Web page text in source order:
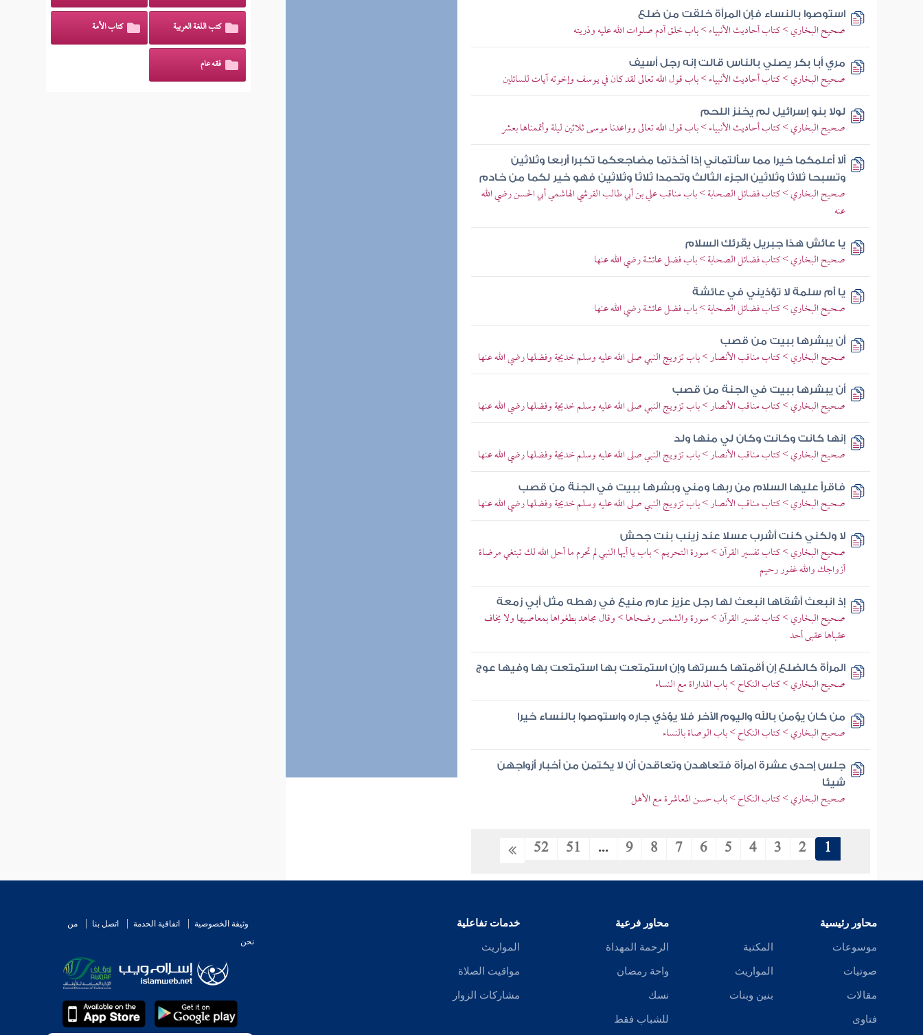
استوصوا بالنساء فإن المرأة خلقت من ضلع
صحيح البخاري > كتاب أحاديث الأنبياء > باب خلق آدم صلوات الله عليه وذريته
مري أبا بكر يصلي بالناس قالت إنه رجل أسيف
صحيح البخاري > كتاب أحاديث الأنبياء > باب قول الله تعالى لقد كان في يوسف وإخوته آيات للسائلين
لولا بنو إسرائيل لم يخنز اللحم
صحيح البخاري > كتاب أحاديث الأنبياء > باب قول الله تعالى وواعدنا موسى ثلاثين ليلة وأتممناها بعشر
ألا أعلمكما خيرا مما سألتماني إذا أخذتما مضاجعكما تكبرا أربعا وثلاثين
وتسبحا ثلاثا وثلاثين الجزء الثالث وتحمدا ثلاثا وثلاثين فهو خير لكما من خادم
صحيح البخاري > كتاب فضائل الصحابة > باب مناقب علي بن أبي طالب القرشي الهاشمي أبي الحسن رضي الله
عنه
يا عائش هذا جبريل يقرئك السلام
صحيح البخاري > كتاب فضائل الصحابة > باب فضل عائشة رضي الله عنها
يا أم سلمة لا تؤذيني في عائشة
صحيح البخاري > كتاب فضائل الصحابة > باب فضل عائشة رضي الله عنها
أن يبشرها ببيت من قصب
صحيح البخاري > كتاب مناقب الأنصار > باب تزويج النبي صلى الله عليه وسلم خديجة وفضلها رضي الله عنها
أن يبشرها ببيت في الجنة من قصب
صحيح البخاري > كتاب مناقب الأنصار > باب تزويج النبي صلى الله عليه وسلم خديجة وفضلها رضي الله عنها
إنها كانت وكانت وكان لي منها ولد
صحيح البخاري > كتاب مناقب الأنصار > باب تزويج النبي صلى الله عليه وسلم خديجة وفضلها رضي الله عنها
فاقرأ عليها السلام من ربها ومني وبشرها ببيت في الجنة من قصب
صحيح البخاري > كتاب مناقب الأنصار > باب تزويج النبي صلى الله عليه وسلم خديجة وفضلها رضي الله عنها
لا ولكني كنت أشرب عسلا عند زينب بنت جحش
صحيح البخاري > كتاب تفسير القرآن > سورة التحريم > باب يا أيها النبي لم تحرم ما أحل الله لك تبتغي مرضاة
أزواجك والله غفور رحيم
إذ انبعث أشقاها انبعث لها رجل عزيز عارم منيع في رهطه مثل أبي زمعة
صحيح البخاري > كتاب تفسير القرآن > سورة والشمس وضحاها > وقال مجاهد بطغواها بمعاصيها ولا يخاف
عقباها عقبى أحد
المرأة كالضلع إن أقمتها كسرتها وإن استمتعت بها استمتعت بها وفيها عوج
صحيح البخاري > كتاب النكاح > باب المداراة مع النساء
من كان يؤمن بالله واليوم الآخر فلا يؤذي جاره واستوصوا بالنساء خيرا
صحيح البخاري > كتاب النكاح > باب الوصاة بالنساء
جلس إحدى عشرة امرأة فتعاهدن وتعاقدن أن لا يكتمن من أخبار أزواجهن
شيئا
صحيح البخاري > كتاب النكاح > باب حسن المعاشرة مع الأهل
1
2
3
4
5
6
7
8
9
...
51
52
كتب اللغة العربية كتاب الأمة
فقه عام
محاور رئيسية
موسوعات
صوتيات
مقالات
فتاوى
المكتبة
المواريث
بنين وبنات
محاور فرعية
الرحمة المهداة
واحة رمضان
نسك
للشباب فقط
خدمات تفاعلية
المواريث
مواقيت الصلاة
مشاركات الزوار
وثيقة الخصوصية اتفاقية الخدمة اتصل بنا
من
نحن